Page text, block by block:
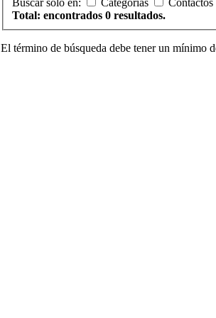
Buscar solo en:
Categorías Contactos
Total: encontrados 0 resultados.
El término de búsqueda debe tener un mínimo